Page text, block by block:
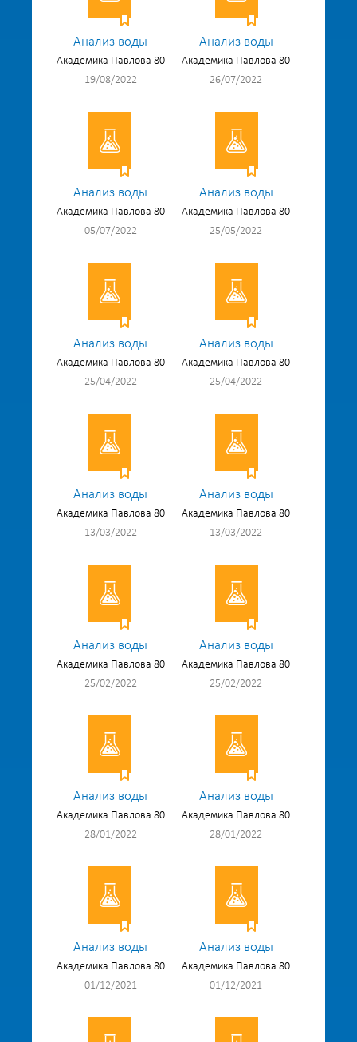
Анализ воды
Академика Павлова 80
19/08/2022
Анализ воды
Академика Павлова 80
26/07/2022
Анализ воды
Академика Павлова 80
05/07/2022
Анализ воды
Академика Павлова 80
25/05/2022
Анализ воды
Академика Павлова 80
25/04/2022
Анализ воды
Академика Павлова 80
25/04/2022
Анализ воды
Академика Павлова 80
13/03/2022
Анализ воды
Академика Павлова 80
13/03/2022
Анализ воды
Академика Павлова 80
25/02/2022
Анализ воды
Академика Павлова 80
25/02/2022
Анализ воды
Академика Павлова 80
28/01/2022
Анализ воды
Академика Павлова 80
28/01/2022
Анализ воды
Академика Павлова 80
01/12/2021
Анализ воды
Академика Павлова 80
01/12/2021